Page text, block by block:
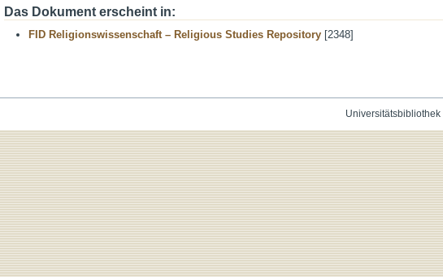
Das Dokument erscheint in:
FID Religionswissenschaft – Religious Studies Repository [2348]
Universitätsbibliothek|